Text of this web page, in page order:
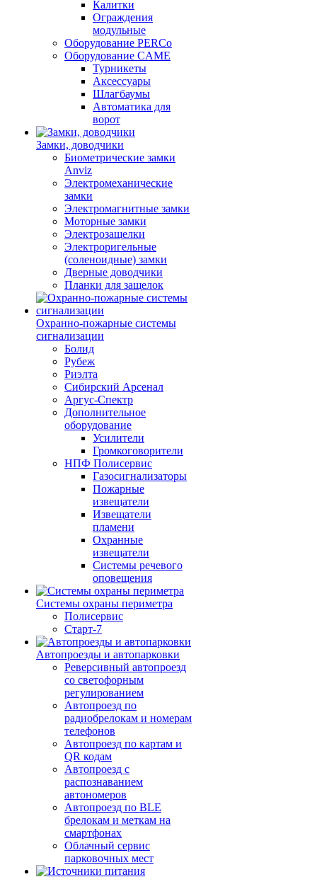
Калитки
Ограждения
модульные
Оборудование PERCo
Оборудование CAME
Турникеты
Аксессуары
Шлагбаумы
Автоматика для
ворот
Замки, доводчики
Биометрические замки
Anviz
Электромеханические
замки
Электромагнитные замки
Моторные замки
Электрозащелки
Электроригельные
(cоленоидные) замки
Дверные доводчики
Планки для защелок
Охранно-пожарные системы
сигнализации
Болид
Рубеж
Риэлта
Сибирский Арсенал
Аргус-Спектр
Дополнительное
оборудование
Усилители
Громкоговорители
НПФ Полисервис
Газосигнализаторы
Пожарные
извещатели
Извещатели
пламени
Охранные
извещатели
Системы речевого
оповещения
Системы охраны периметра
Полисервис
Старт-7
Автопроезды и автопарковки
Реверсивный автопроезд
со светофорным
регулированием
Автопроезд по
радиобрелокам и номерам
телефонов
Автопроезд по картам и
QR кодам
Автопроезд с
распознаванием
автономеров
Автопроезд по BLE
брелокам и меткам на
смартфонах
Облачный сервис
парковочных мест